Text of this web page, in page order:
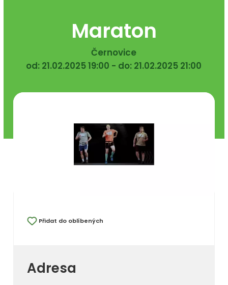
Maraton
Černovice
od: 21.02.2025 19:00 - do: 21.02.2025 21:00
Přidat do oblíbených
Adresa